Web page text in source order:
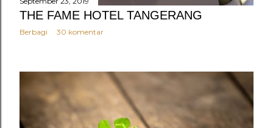
THE FAME HOTEL TANGERANG
Berbagi 30 komentar